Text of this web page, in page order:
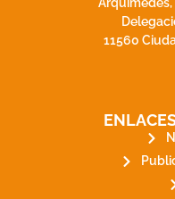
Arquímedes,
11560